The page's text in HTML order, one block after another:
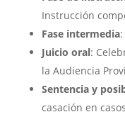
Instrucción
Fase intermedia:
Juicio oral:
la Audiencia
Sentencia y
casación en